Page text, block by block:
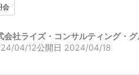
会
会社ライズ・コンサルティング・
04/12公開日 2024/04/18